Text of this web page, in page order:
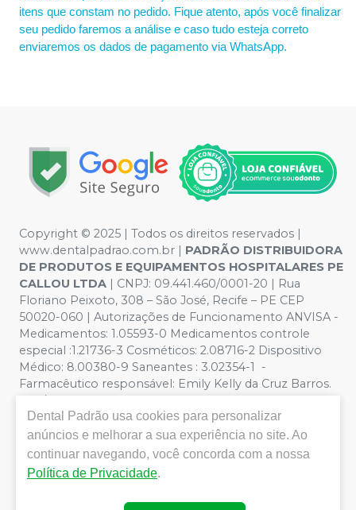
itens que constam no pedido. Fique atento, após você finalizar
seu pedido faremos a análise e caso tudo esteja correto
enviaremos os dados de pagamento via WhatsApp.
Copyright © 2025 | Todos os direitos reservados |
www.dentalpadrao.com.br | PADRÃO DISTRIBUIDORA
DE PRODUTOS E EQUIPAMENTOS HOSPITALARES PE
CALLOU LTDA | CNPJ: 09.441.460/0001-20 | Rua
Floriano Peixoto, 308 – São José, Recife – PE CEP
50020-060 | Autorizações de Funcionamento ANVISA -
Medicamentos: 1.05593-0 Medicamentos controle
especial :1.21736-3 Cosméticos: 2.08716-2 Dispositivo
Médico: 8.00380-9 Saneantes : 3.02354-1 -
Farmacêutico responsável: Emily Kelly da Cruz Barros.
CRF/PE nº 10109 | Política de Privacidade e Segurança -
Fotos meramente ilustrativas - Os preços e condições
da loja virtual estão sujeitos a alterações. Em caso de
divergência de preços no site, o valor válido é o do
Carrinho de Compra. Não vendemos por atacado, por
isso nos reservamos o direito de não atender compras
de grandes volumes pelo site.
Dental Padrão usa cookies para personalizar
anúncios e melhorar a sua experiência no site. Ao
continuar navegando, você concorda com a nossa
Política de Privacidade.